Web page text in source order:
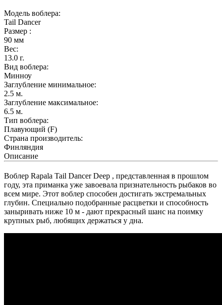
Модель воблера:
Tail Dancer
Размер :
90 мм
Вес:
13.0 г.
Вид воблера:
Минноу
Заглубление минимальное:
2.5 м.
Заглубление максимальное:
6.5 м.
Тип воблера:
Плавующий (F)
Страна производитель:
Финляндия
Описание
Воблер Rapala Tail Dancer Deep , представленная в прошлом
году, эта приманка уже завоевала признательность рыбаков во
всем мире. Этот воблер способен достигать экстремальных
глубин. Специально подобранные расцветки и способность
заныривать ниже 10 м - дают прекрасный шанс на поимку
крупных рыб, любящих держаться у дна.